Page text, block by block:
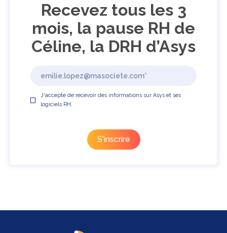
Recevez tous les 3
mois, la pause RH de
Céline, la DRH d’Asys
J'accepte de recevoir des informations sur Asys et ses
logiciels RH.